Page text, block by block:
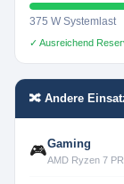
375 W Systemlast
✓ Ausreichend
🔀 Andere
🎮Gaming
AMD Ryzen 7